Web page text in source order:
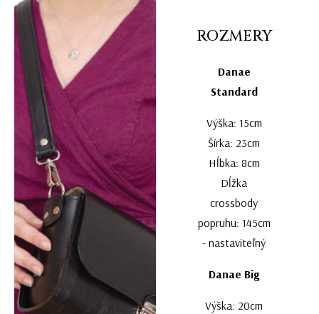
ROZMERY
Danae
Standard
Výška: 15cm
Šírka: 23cm
Hĺbka: 8cm
Dĺžka
crossbody
popruhu: 145cm
- nastaviteľný
Danae Big
Výška: 20cm